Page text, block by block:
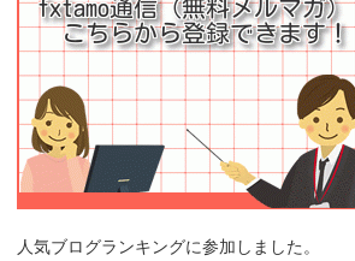
人気ブログランキングに参加しました。